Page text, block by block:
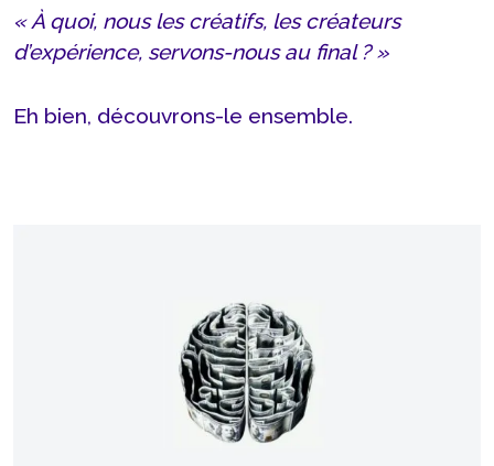
« À quoi, nous les créatifs, les créateurs
d’expérience, servons-nous au final ? »
Eh bien, découvrons-le ensemble.